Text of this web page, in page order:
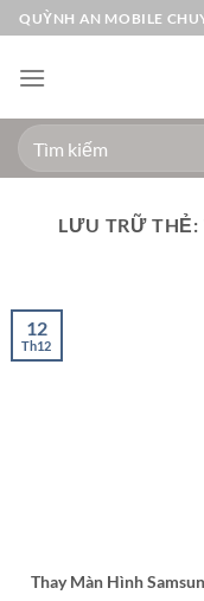
Bỏ
qua
nội
QUỲNH AN MOBILE
Tìm
kiếm:
LƯU TRỮ THẺ:
Thay Màn Hình
12
Th12